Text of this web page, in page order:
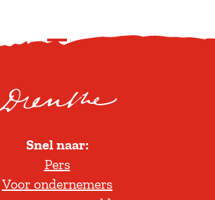
S
o
l
t
e
Snel naar:
Pers
Voor ondernemers